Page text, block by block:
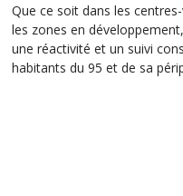
Que ce soit dans les
les zones en
une réactivité et un suivi
habitants du 95 et de sa